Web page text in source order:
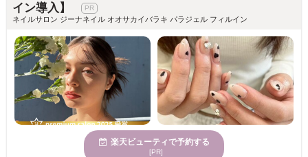
イン導入】
ネイルサロン ジーナネイル オオサカイバラキ パラジェル フィルイン
楽天ビューティで予約する
[PR]